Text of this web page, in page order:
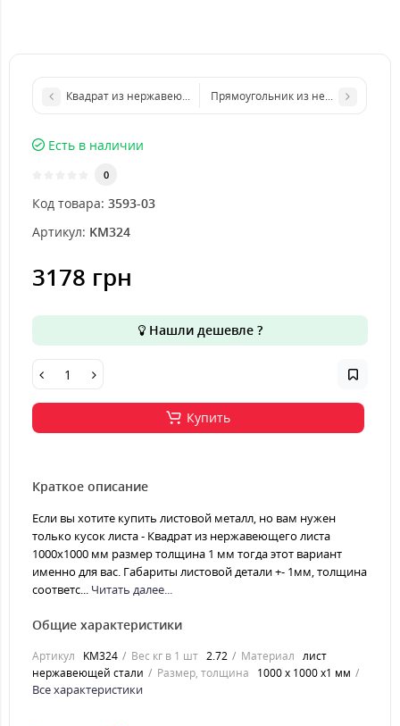
Квадрат из нержавеющего листа 500х500 мм размер
Прямоугольник из нержавеющего
Есть в наличии
0
Код товара: 3593-03
Артикул: KM324
3178 грн
Нашли дешевле ?
Купить
Краткое описание
Если вы хотите купить листовой металл, но вам нужен
только кусок листа - Квадрат из нержавеющего листа
1000х1000 мм размер толщина 1 мм тогда этот вариант
именно для вас. Габариты листовой детали +- 1мм, толщина
соответс... Читать далее...
Общие характеристики
Артикул KM324 Вес кг в 1 шт 2.72 Материал лист
нержавеющей стали
Размер, толщина 1000 х 1000 х1 мм
Все характеристики